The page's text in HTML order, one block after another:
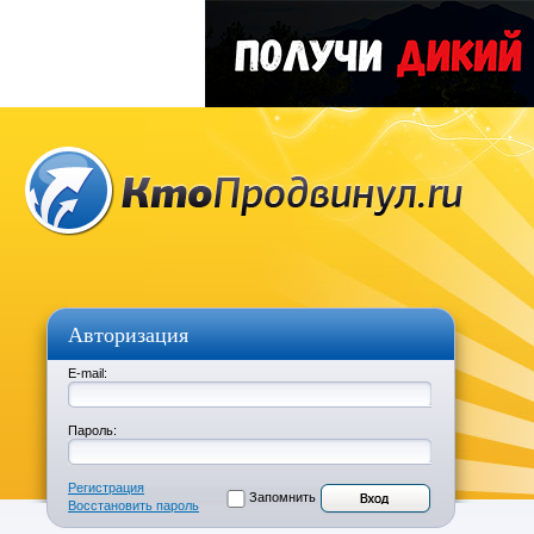
Авторизация
E-mail:
Пароль:
Регистрация
Восстановить пароль
Запомнить